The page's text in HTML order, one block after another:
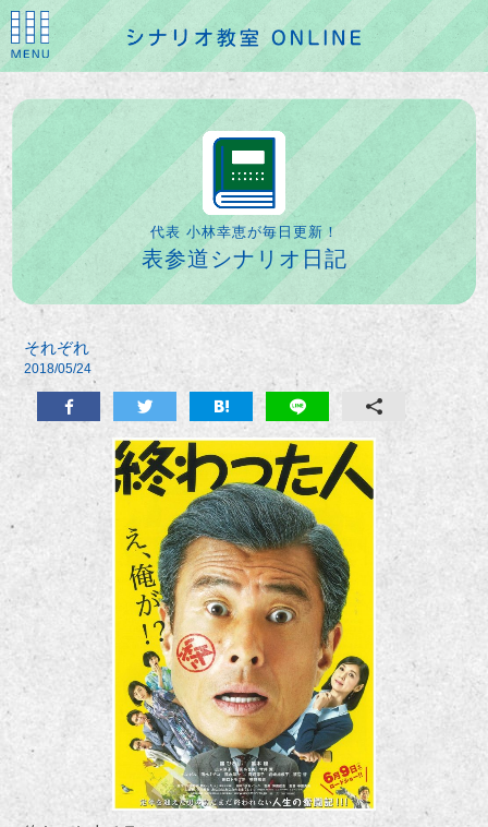
代表 小林幸恵が毎日更新！
表参道シナリオ日記
それぞれ
2018/05/24